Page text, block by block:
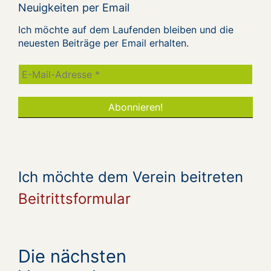
Neuigkeiten per Email
Ich möchte auf dem Laufenden bleiben und die
neuesten Beiträge per Email erhalten.
Ich möchte dem Verein beitreten
Beitrittsformular
Die nächsten